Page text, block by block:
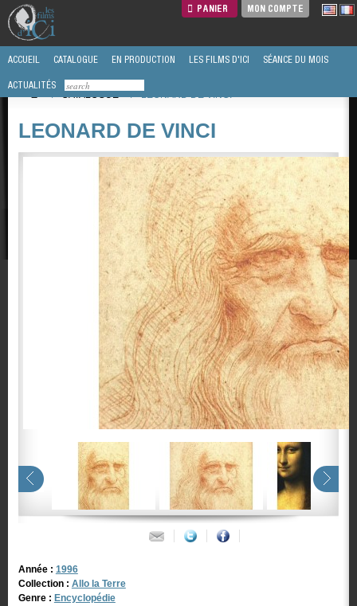
PANIER MON COMPTE
ACCUEIL CATALOGUE EN PRODUCTION LES FILMS D'ICI SÉANCE DU MOIS
ACTUALITÉS
/
CATALOGUE / LEONARD DE VINCI
LEONARD DE VINCI
Année : 1996
Collection : Allo la Terre
Genre : Encyclopédie